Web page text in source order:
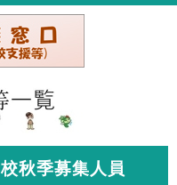
秋季募集人員